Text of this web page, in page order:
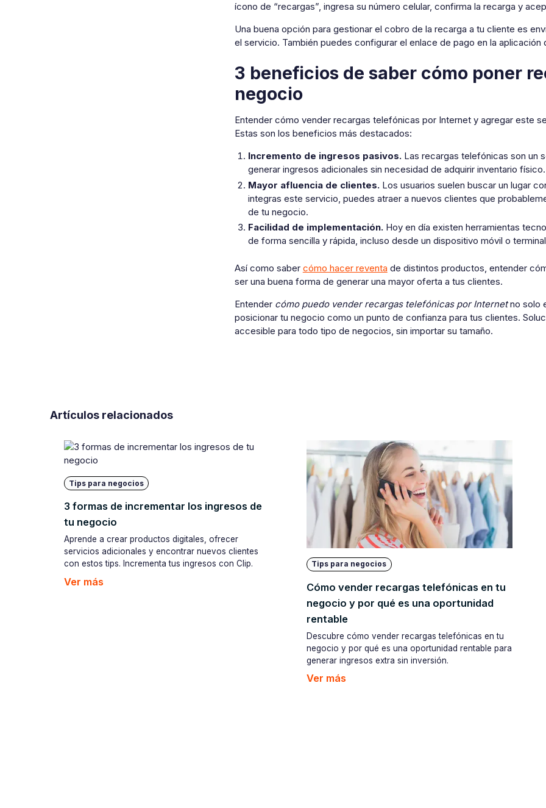
ícono de “recargas”, ingresa su número celular, confirma la recarga y
Una buena opción para gestionar el cobro de la recarga a tu cliente es
el servicio. También puedes configurar el enlace de pago en la aplicación
3 beneficios de saber cómo poner
negocio
Entender cómo vender recargas telefónicas por Internet y agregar este
Estas son los beneficios más destacados:
Incremento de ingresos pasivos. Las recargas telefónicas son un
generar ingresos adicionales sin necesidad de adquirir inventario físico.
Mayor afluencia de clientes. Los usuarios suelen buscar un lugar
integras este servicio, puedes atraer a nuevos clientes que
de tu negocio.
Facilidad de implementación. Hoy en día existen herramientas
de forma sencilla y rápida, incluso desde un dispositivo móvil o
Así como saber cómo hacer reventa de distintos productos, entender
ser una buena forma de generar una mayor oferta a tus clientes.
Entendercómo puedo vender recargas telefónicas por Internetno solo
posicionar tu negocio como un punto de confianza para tus clientes.
accesible para todo tipo de negocios, sin importar su tamaño.
Artículos relacionados
Tips para negocios
3 formas de incrementar los ingresos de
tu negocio
Aprende a crear productos digitales, ofrecer
servicios adicionales y encontrar nuevos clientes
con estos tips. Incrementa tus ingresos con Clip.
Ver más
Tips para negocios
Cómo vender recargas telefónicas en tu
negocio y por qué es una oportunidad
rentable
Descubre cómo vender recargas telefónicas en tu
negocio y por qué es una oportunidad rentable para
generar ingresos extra sin inversión.
Ver más